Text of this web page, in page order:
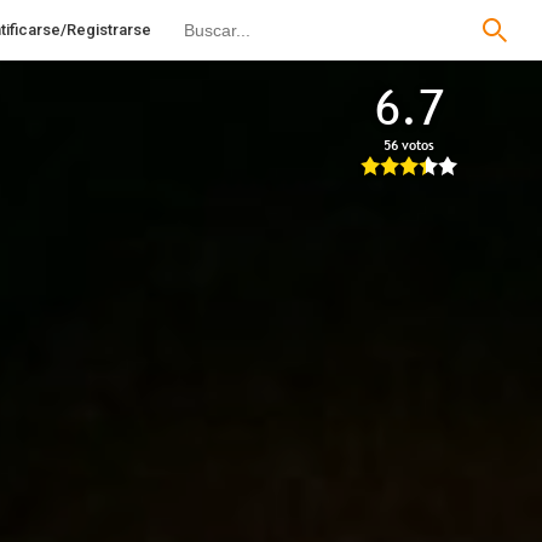
Registrarse
6.7
56 votos